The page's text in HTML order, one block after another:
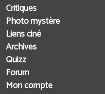
Critiques
Photo mystère
Liens ciné
Archives
Quizz
Forum
Mon compte